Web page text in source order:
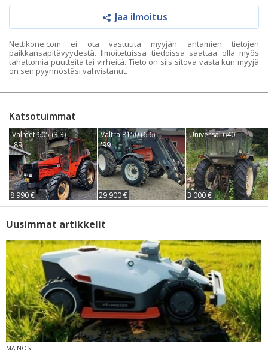
Jaa ilmoitus
Nettikone.com ei ota vastuuta myyjän antamien tietojen
paikkansapitävyydestä. Ilmoitetuissa tiedoissa saattaa olla myös
tahattomia puutteita tai virheitä. Tieto on siis sitova vasta kun myyjä
on sen pyynnöstäsi vahvistanut.
Katsotuimmat
Valmet 605 (3.3)
'89
8 990 €
Valtra 8150 (6.6)
'99
29 900 €
Universal 640
3 000 €
Uusimmat artikkelit
MAINOS